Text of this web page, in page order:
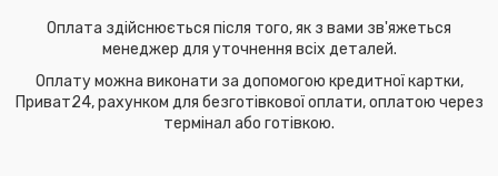
Оплата здійснюється після того, як з вами зв'яжеться
менеджер для уточнення всіх деталей.
Оплату можна виконати за допомогою кредитної картки,
Приват24, рахунком для безготівкової оплати, оплатою через
термінал або готівкою.